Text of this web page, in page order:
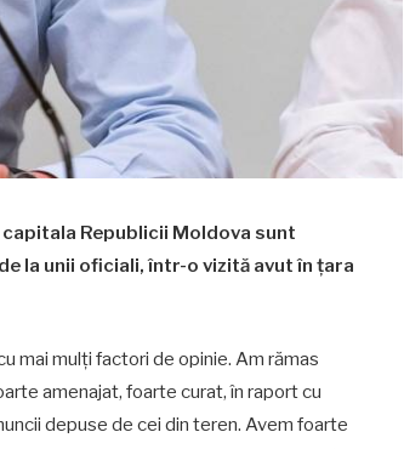
Republicii Moldova sunt
la unii oficiali, într-o vizită avut în țara
mai mulți factori de opinie. Am rămas
amenajat, foarte curat, în raport cu
depuse de cei din teren. Avem foarte